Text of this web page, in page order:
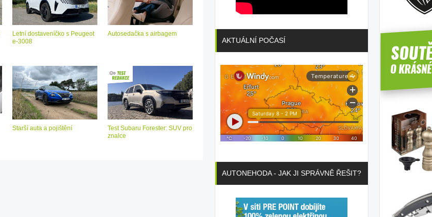
Letní dostaveníčko s Peugeot
e-3008
Autosedačka s airbagem
Starší auta a pojištění
Test Subaru Forester: SUV pro
znalce
AKTUÁLNÍ POČASÍ
AUTONEHODA - JAK JI SPRÁVNĚ ŘEŠIT?